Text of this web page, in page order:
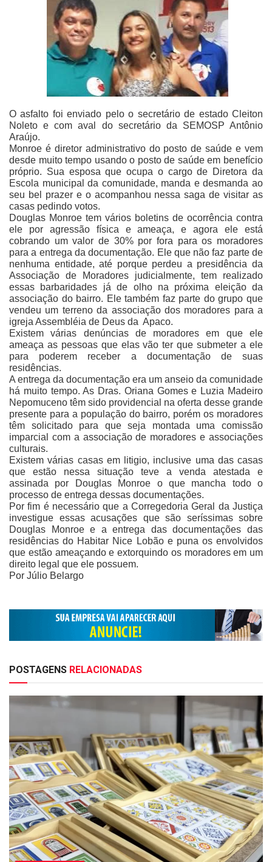
O asfalto foi enviado pelo o secretário de estado Cleiton
Noleto e com aval do secretário da SEMOSP Antônio
Araújo.
Monroe é diretor administrativo do posto de saúde e vem
desde muito tempo usando o posto de saúde em benefício
próprio. Sua esposa que ocupa o cargo de Diretora da
Escola municipal da comunidade, manda e desmanda ao
seu bel prazer e o acompanhou nessa saga de visitar as
casas pedindo votos.
Douglas Monroe tem vários boletins de ocorrência contra
ele por agressão física e ameaça, e agora ele está
cobrando um valor de 30% por fora para os moradores
para a entrega da documentação. Ele que não faz parte de
nenhuma entidade, até porque perdeu a presidência da
Associação de Moradores judicialmente, tem realizado
essas barbaridades já de olho na próxima eleição da
associação do bairro. Ele também faz parte do grupo que
vendeu um terreno da associação dos moradores para a
igreja Assembléia de Deus da Apaco.
Existem várias denúncias de moradores em que ele
ameaça as pessoas que elas vão ter que submeter a ele
para poderem receber a documentação de suas
residências.
A entrega da documentação era um anseio da comunidade
há muito tempo. As Dras. Oriana Gomes e Luzia Madeiro
Nepomuceno têm sido providencial na oferta desse grande
presente para a população do bairro, porém os moradores
têm solicitado para que seja montada uma comissão
imparcial com a associação de moradores e associações
culturais.
Existem várias casas em litigio, inclusive uma das casas
que estão nessa situação teve a venda atestada e
assinada por Douglas Monroe o que mancha todo o
processo de entrega dessas documentações.
Por fim é necessário que a Corregedoria Geral da Justiça
investigue essas acusações que são seríssimas sobre
Douglas Monroe e a entrega das documentações das
residências do Habitar Nice Lobão e puna os envolvidos
que estão ameaçando e extorquindo os moradores em um
direito legal que ele possuem.
Por Júlio Belargo
POSTAGENS RELACIONADAS